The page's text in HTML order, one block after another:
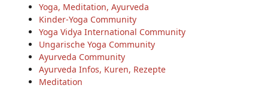
Yoga, Meditation, Ayurveda
Kinder-Yoga Community
Yoga Vidya International Community
Ungarische Yoga Community
Ayurveda Community
Ayurveda Infos, Kuren, Rezepte
Meditation